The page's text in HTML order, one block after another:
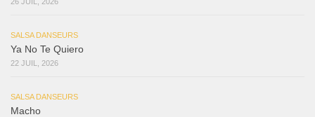
SALSA DANSEURS
Ya No Te Quiero
22 JUIL, 2026
SALSA DANSEURS
Macho